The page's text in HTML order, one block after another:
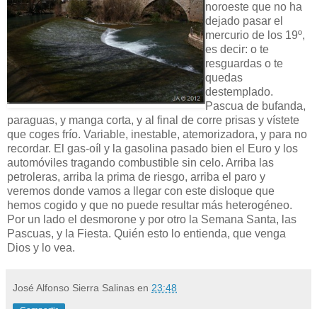
noroeste que no ha
dejado pasar el
mercurio de los 19º,
es decir: o te
resguardas o te
quedas
destemplado.
Pascua de bufanda,
paraguas, y manga corta, y al final de corre prisas y vístete
que coges frío. Variable, inestable, atemorizadora, y para no
recordar. El gas-oíl y la gasolina pasado bien el Euro y los
automóviles tragando combustible sin celo. Arriba las
petroleras, arriba la prima de riesgo, arriba el paro y
veremos donde vamos a llegar con este disloque que
hemos cogido y que no puede resultar más heterogéneo.
Por un lado el desmorone y por otro la Semana Santa, las
Pascuas, y la Fiesta. Quién esto lo entienda, que venga
Dios y lo vea.
José Alfonso Sierra Salinas en 23:48